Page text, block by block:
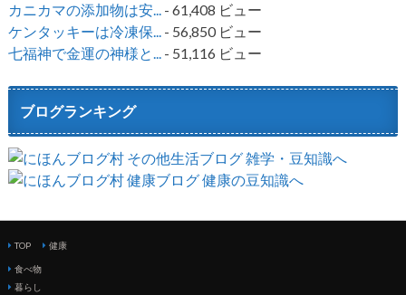
カニカマの添加物は安...- 61,408 ビュー
ケンタッキーは冷凍保...- 56,850 ビュー
七福神で金運の神様と...- 51,116 ビュー
ブログランキング
TOP 健康
食べ物
暮らし